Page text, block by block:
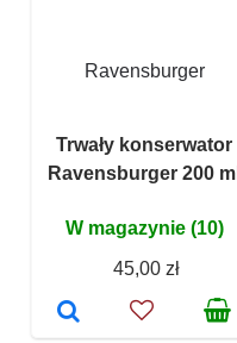
Ravensburger
Trwały konserwator
Ravensburger 200 ml
W magazynie (10)
45,00 zł